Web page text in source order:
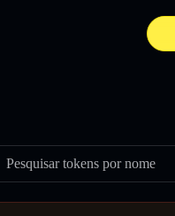
Pesquisar tokens por nome